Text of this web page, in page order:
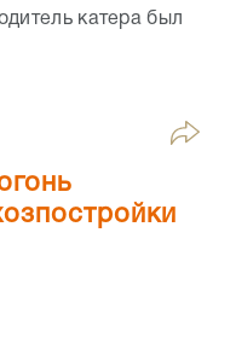
катера был